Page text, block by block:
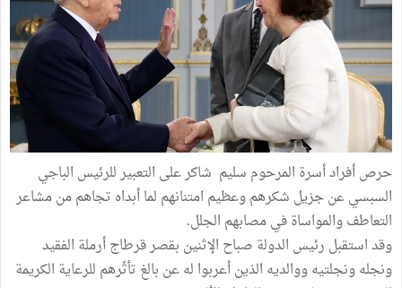
حرص أفراد أسرة المرحوم سليم شاكر على التعبير للرئيس الباجي
السبسي عن جزيل شكرهم وعظيم امتنانهم لما أبداه تجاهم من مشاعر
التعاطف والمواساة في مصابهم الجلل.
وقد استقبل رئيس الدولة صباح الإثنين بقصر قرطاج أرملة الفقيد
ونجله ونجلتيه ووالديه الذين أعربوا له عن بالغ تأثّرهم للرعاية الكريمة